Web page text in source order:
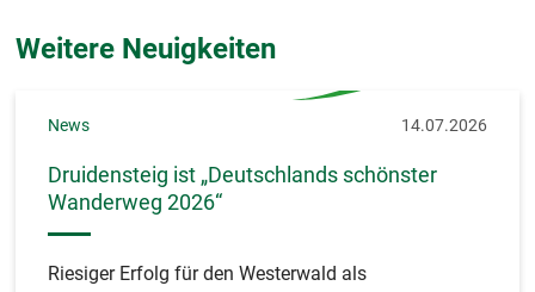
Weitere Neuigkeiten
News 14.07.2026
Druidensteig ist „Deutschlands schönster
Wanderweg 2026“
Riesiger Erfolg für den Westerwald als